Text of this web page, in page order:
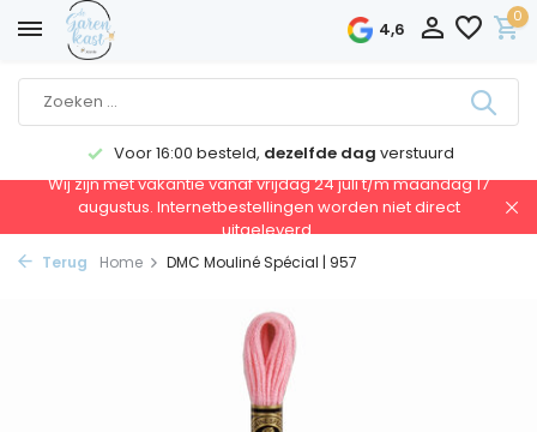
4,6
0
Voor 16:00 besteld, dezelfde dag verstuurd
Wij zijn met vakantie vanaf vrijdag 24 juli t/m maandag 17
augustus. Internetbestellingen worden niet direct
uitgeleverd.
Terug Home DMC Mouliné Spécial | 957